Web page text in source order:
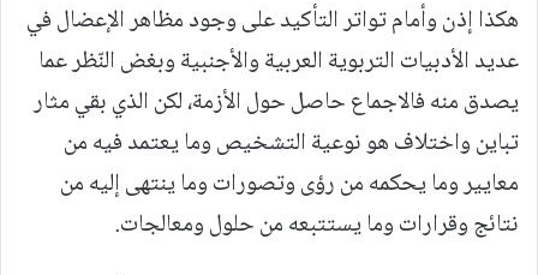
هكذا إذن وأمام تواتر التأكيد على وجود مظاهر الإعضال في
عديد الأدبيات التربوية العربية والأجنبية وبغض النّظر عما
يصدق منه فالاجماع حاصل حول الأزمة، لكن الذي بقي مثار
تباين واختلاف هو نوعية التشخيص وما يعتمد فيه من
معايير وما يحكمه من رؤى وتصورات وما ينتهى إليه من
نتائج وقرارات وما يستتبعه من حلول ومعالجات.